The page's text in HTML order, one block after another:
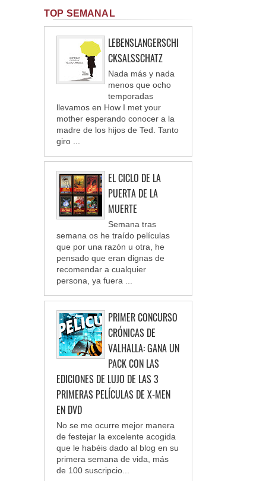
TOP SEMANAL
LEBENSLANGERSCHI
CKSALSSCHATZ
Nada más y nada
menos que ocho
temporadas
llevamos en How I met your
mother esperando conocer a la
madre de los hijos de Ted. Tanto
giro ...
EL CICLO DE LA
PUERTA DE LA
MUERTE
Semana tras
semana os he traído películas
que por una razón u otra, he
pensado que eran dignas de
recomendar a cualquier
persona, ya fuera ...
PRIMER CONCURSO
CRÓNICAS DE
VALHALLA: GANA UN
PACK CON LAS
EDICIONES DE LUJO DE LAS 3
PRIMERAS PELÍCULAS DE X-MEN
EN DVD
No se me ocurre mejor manera
de festejar la excelente acogida
que le habéis dado al blog en su
primera semana de vida, más
de 100 suscripcio...